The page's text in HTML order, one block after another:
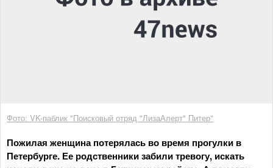
Фото: VK-паблик "Поисковый отряд "ЛизаАлерт" Питер"
Пожилая женщина потерялась во время прогулки в
Петербурге. Ее родственники забили тревогу, искать